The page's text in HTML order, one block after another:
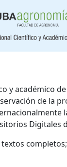
y académico
de la
Digitales